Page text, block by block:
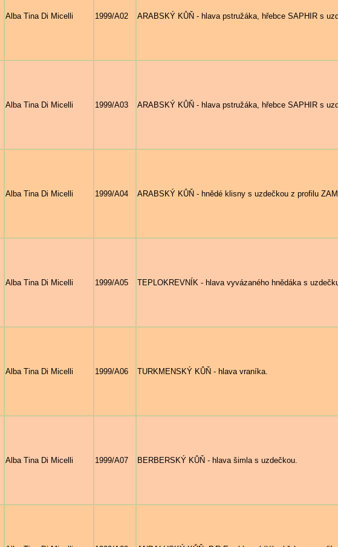
Alba Tina Di Micelli 1999/A02 ARABSKÝ KŮŇ - hlava pstružáka, hřebce SAPHIR s
Alba Tina Di Micelli 1999/A03 ARABSKÝ KŮŇ - hlava pstružáka, hřebce SAPHIR s
Alba Tina Di Micelli 1999/A04 ARABSKÝ KŮŇ - hnědé klisny s uzdečkou z profilu
Alba Tina Di Micelli 1999/A05 TEPLOKREVNÍK - hlava vyvázaného hnědáka s
Alba Tina Di Micelli 1999/A06 TURKMENSKÝ KŮŇ - hlava vraníka.
Alba Tina Di Micelli 1999/A07 BERBERSKÝ KŮŇ - hlava šimla s uzdečkou.